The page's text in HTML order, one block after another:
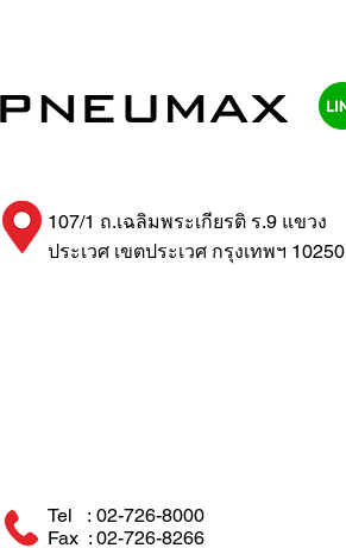
107/1 ถ.เฉลิมพระเกียรติ ร.9 แขวง
ประเวศ เขตประเวศ กรุงเทพฯ 10250
Tel : 02-726-8000
Fax : 02-726-8266